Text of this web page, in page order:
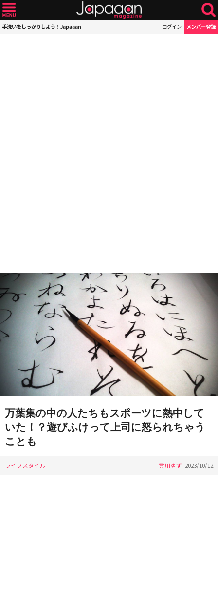
手洗いをしっかりしよう！Japaaan ログイン メンバー登録
万葉集の中の人たちもスポーツに熱中して
いた！？遊びふけって上司に怒られちゃう
ことも
ライフスタイル 雲川ゆず 2023/10/12